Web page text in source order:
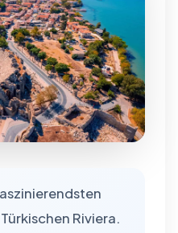
Riviera.